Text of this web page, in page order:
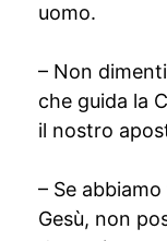
uomo.
– Non
che guida la
il nostro
– Se
Gesù, non